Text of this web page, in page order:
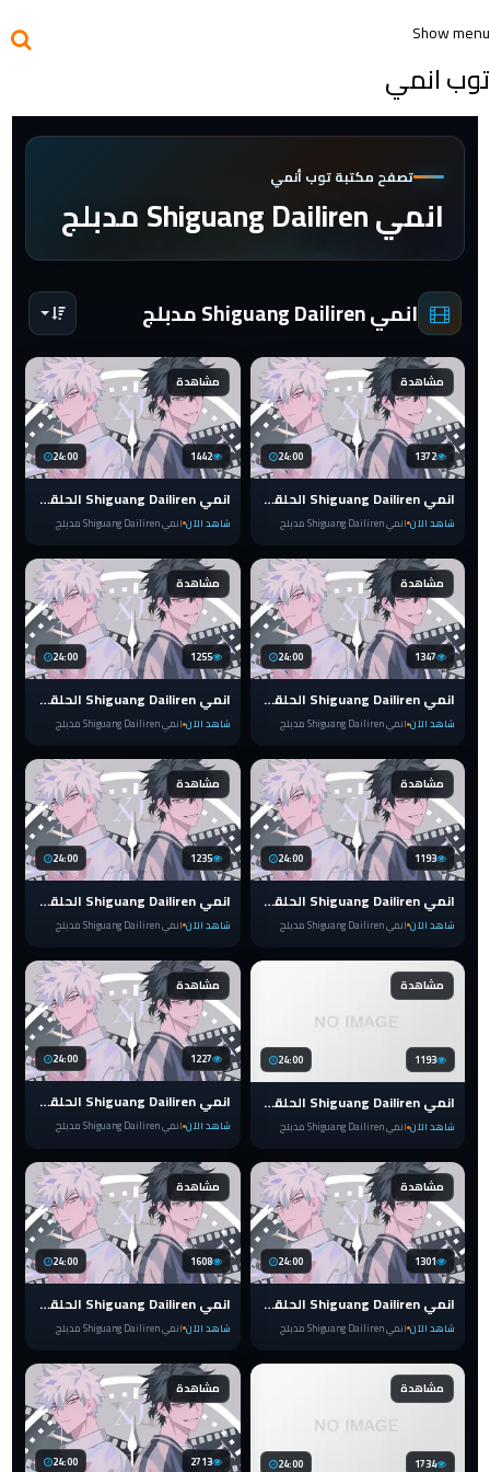
Show menu
توب انمي
تصفح مكتبة توب أنمي
انمي Shiguang Dailiren مدبلج
انمي Shiguang Dailiren مدبلج
مشاهدة
24:00 1372
انمي Shiguang Dailiren الحلقة 11 مدبلج
شاهد الآن انمي Shiguang Dailiren مدبلج
مشاهدة
24:00 1442
انمي Shiguang Dailiren الحلقة 10 مدبلج
شاهد الآن انمي Shiguang Dailiren مدبلج
مشاهدة
24:00 1347
انمي Shiguang Dailiren الحلقة 9 مدبلج
شاهد الآن انمي Shiguang Dailiren مدبلج
مشاهدة
24:00 1255
انمي Shiguang Dailiren الحلقة 8 مدبلج
شاهد الآن انمي Shiguang Dailiren مدبلج
مشاهدة
24:00 1193
انمي Shiguang Dailiren الحلقة 7 مدبلج
شاهد الآن انمي Shiguang Dailiren مدبلج
مشاهدة
24:00 1235
انمي Shiguang Dailiren الحلقة 6 مدبلج
شاهد الآن انمي Shiguang Dailiren مدبلج
مشاهدة
24:00 1193
انمي Shiguang Dailiren الحلقة 5.5 مدبلج
شاهد الآن انمي Shiguang Dailiren مدبلج
مشاهدة
24:00 1227
انمي Shiguang Dailiren الحلقة 5 مدبلج
شاهد الآن انمي Shiguang Dailiren مدبلج
مشاهدة
24:00 1301
انمي Shiguang Dailiren الحلقة 4 مدبلج
شاهد الآن انمي Shiguang Dailiren مدبلج
مشاهدة
24:00 1608
انمي Shiguang Dailiren الحلقة 3 مدبلج
شاهد الآن انمي Shiguang Dailiren مدبلج
مشاهدة
24:00 1734
مشاهدة
24:00 2713